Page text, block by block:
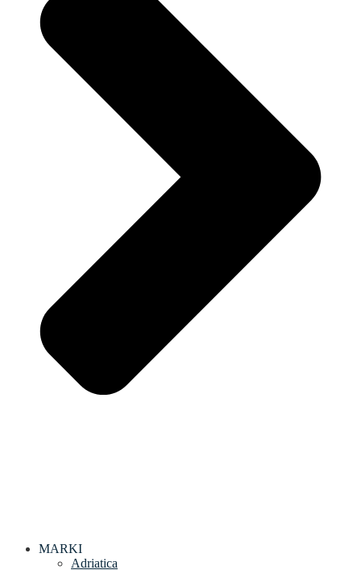
MARKI
Adriatica